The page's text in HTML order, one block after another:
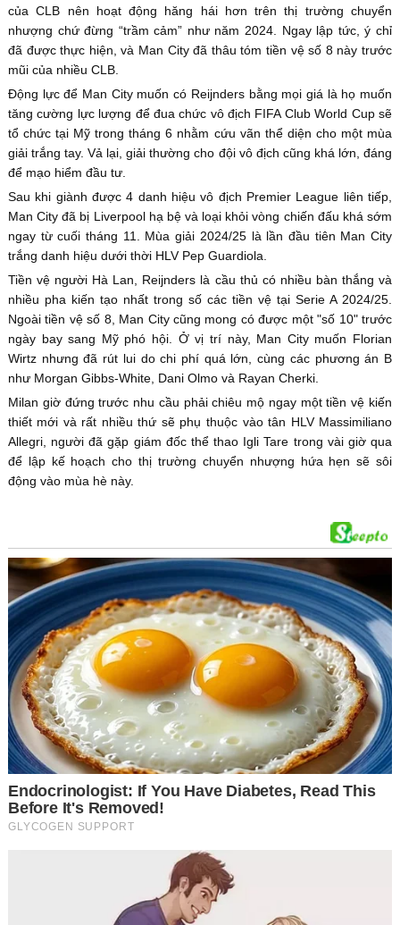
của CLB nên hoạt động hăng hái hơn trên thị trường chuyển
nhượng chứ đừng “trầm cảm” như năm 2024. Ngay lập tức, ý chỉ
đã được thực hiện, và Man City đã thâu tóm tiền vệ số 8 này trước
mũi của nhiều CLB.
Động lực để Man City muốn có Reijnders bằng mọi giá là họ muốn
tăng cường lực lượng để đua chức vô địch FIFA Club World Cup sẽ
tổ chức tại Mỹ trong tháng 6 nhằm cứu vãn thể diện cho một mùa
giải trắng tay. Vả lại, giải thường cho đội vô địch cũng khá lớn, đáng
để mạo hiểm đầu tư.
Sau khi giành được 4 danh hiệu vô địch Premier League liên tiếp,
Man City đã bị Liverpool hạ bệ và loại khỏi vòng chiến đấu khá sớm
ngay từ cuối tháng 11. Mùa giải 2024/25 là lần đầu tiên Man City
trắng danh hiệu dưới thời HLV Pep Guardiola.
Tiền vệ người Hà Lan, Reijnders là cầu thủ có nhiều bàn thắng và
nhiều pha kiến tạo nhất trong số các tiền vệ tại Serie A 2024/25.
Ngoài tiền vệ số 8, Man City cũng mong có được một "số 10" trước
ngày bay sang Mỹ phó hội. Ở vị trí này, Man City muốn Florian
Wirtz nhưng đã rút lui do chi phí quá lớn, cùng các phương án B
như Morgan Gibbs-White, Dani Olmo và Rayan Cherki.
Milan giờ đứng trước nhu cầu phải chiêu mộ ngay một tiền vệ kiến
thiết mới và rất nhiều thứ sẽ phụ thuộc vào tân HLV Massimiliano
Allegri, người đã gặp giám đốc thể thao Igli Tare trong vài giờ qua
để lập kế hoạch cho thị trường chuyển nhượng hứa hẹn sẽ sôi
động vào mùa hè này.